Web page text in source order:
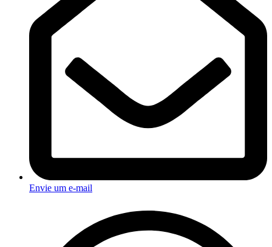
Envie um e-mail